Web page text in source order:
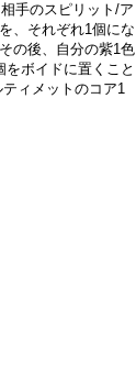
手のスピリット/ア
、それぞれ1個にな
の後、自分の紫1色
ボイドに置くこと
ィメットのコア1